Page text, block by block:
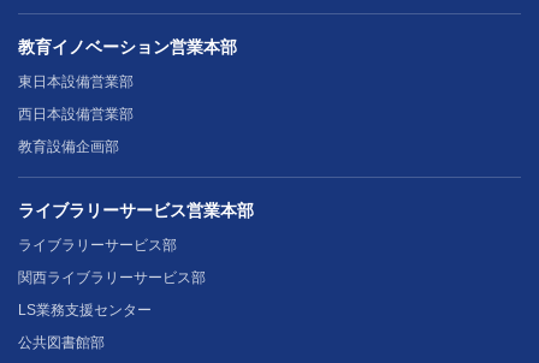
教育イノベーション営業本部
東日本設備営業部
西日本設備営業部
教育設備企画部
ライブラリーサービス営業本部
ライブラリーサービス部
関西ライブラリーサービス部
LS業務支援センター
公共図書館部